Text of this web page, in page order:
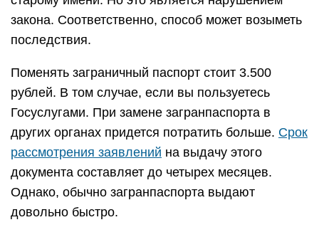
закона. Соответственно, способ может возыметь
последствия.
Поменять заграничный паспорт стоит 3.500
рублей. В том случае, если вы пользуетесь
Госуслугами. При замене загранпаспорта в
других органах придется потратить больше. Срок
рассмотрения заявлений на выдачу этого
документа составляет до четырех месяцев.
Однако, обычно загранпаспорта выдают
довольно быстро.